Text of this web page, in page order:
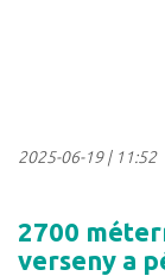
2025-06-19| 11:52
2700
verseny a